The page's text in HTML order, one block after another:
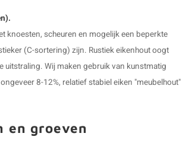
knoesten, scheuren en mogelijk een beperkte
(C-sortering) zijn. Rustiek eikenhout oogt
uitstraling. Wij maken gebruik van kunstmatig
8-12%, relatief stabiel eiken "meubelhout"
en groeven